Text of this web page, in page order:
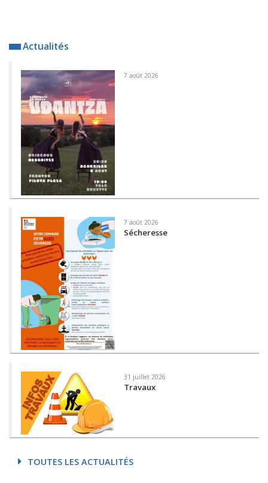
Actualités
7 août 2026
7 août 2026
Sécheresse
31 juillet 2026
Travaux
TOUTES LES ACTUALITÉS